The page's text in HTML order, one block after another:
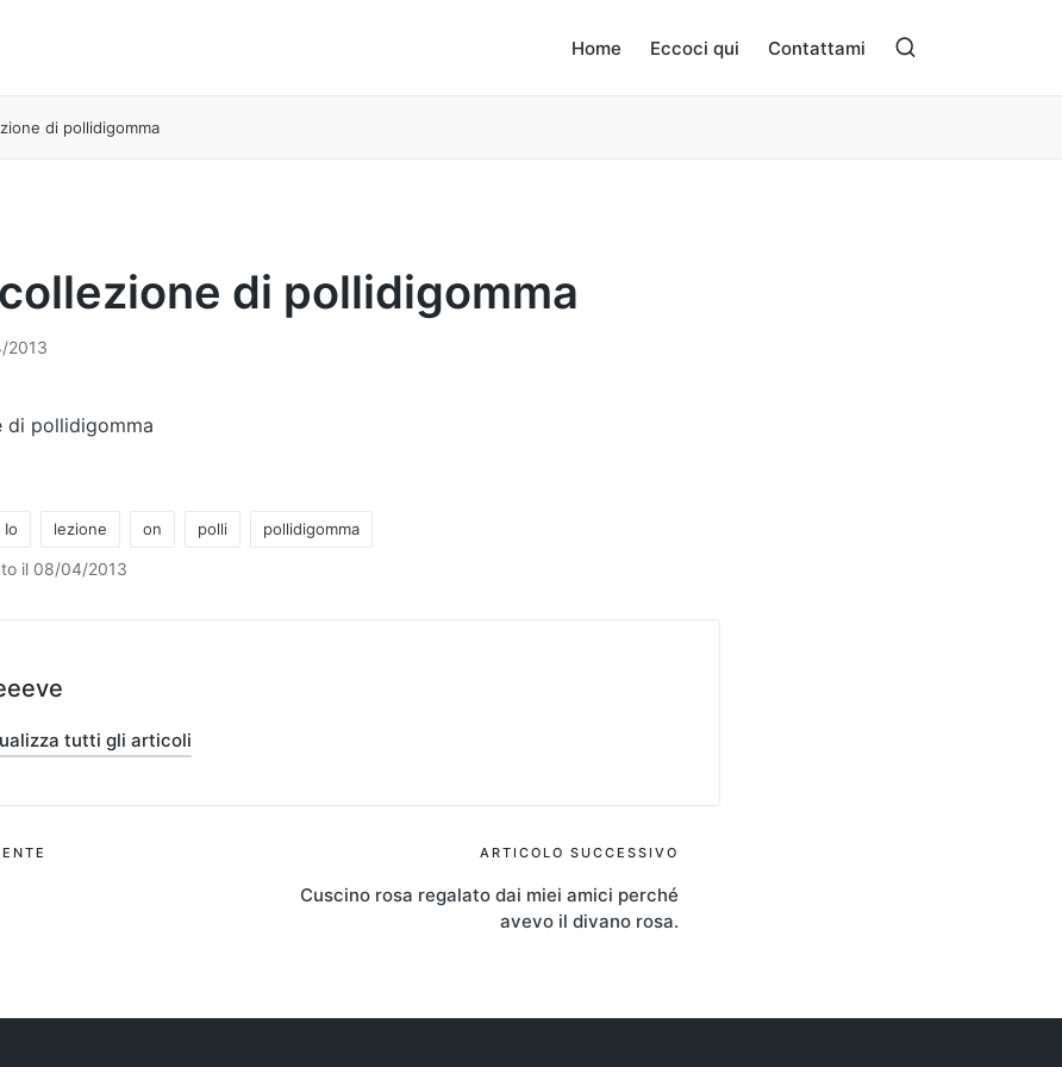
Home Eccoci qui Contattami
di pollidigomma
di pollidigomma
2013
di pollidigomma
Io lezione on polli pollidigomma
il 08/04/2013
tutti gli articoli
ARTICOLO SUCCESSIVO
Cuscino rosa regalato dai miei amici perché
avevo il divano rosa.